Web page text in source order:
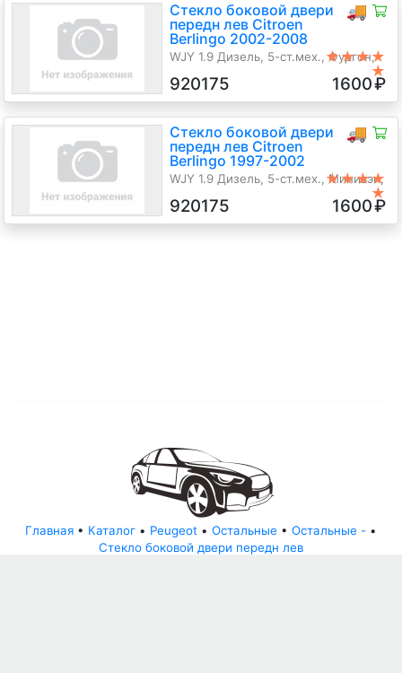
🚚
Стекло боковой двери
передн лев Citroen
Berlingo 2002-2008
WJY 1.9 Дизель, 5-ст.мех., Фургон,
★★★★
★
920175 1600₽
🚚
Стекло боковой двери
передн лев Citroen
Berlingo 1997-2002
WJY 1.9 Дизель, 5-ст.мех., Минивэн,
★★★★
★
920175 1600₽
Главная • Каталог • Peugeot • Остальные • Остальные - •
Стекло боковой двери передн лев